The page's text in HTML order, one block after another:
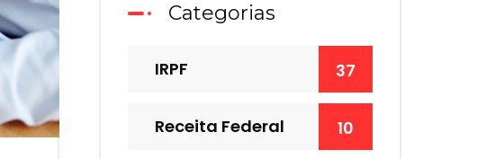
Categorias
IRPF 37
Receita Federal 10